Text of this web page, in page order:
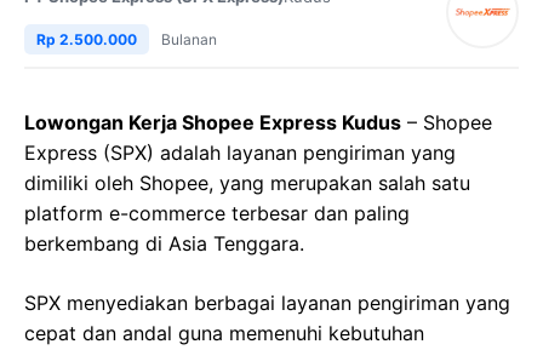
Rp 2.500.000 Bulanan
Lowongan Kerja Shopee Express Kudus – Shopee
Express (SPX) adalah layanan pengiriman yang
dimiliki oleh Shopee, yang merupakan salah satu
platform e-commerce terbesar dan paling
berkembang di Asia Tenggara.
SPX menyediakan berbagai layanan pengiriman yang
cepat dan andal guna memenuhi kebutuhan